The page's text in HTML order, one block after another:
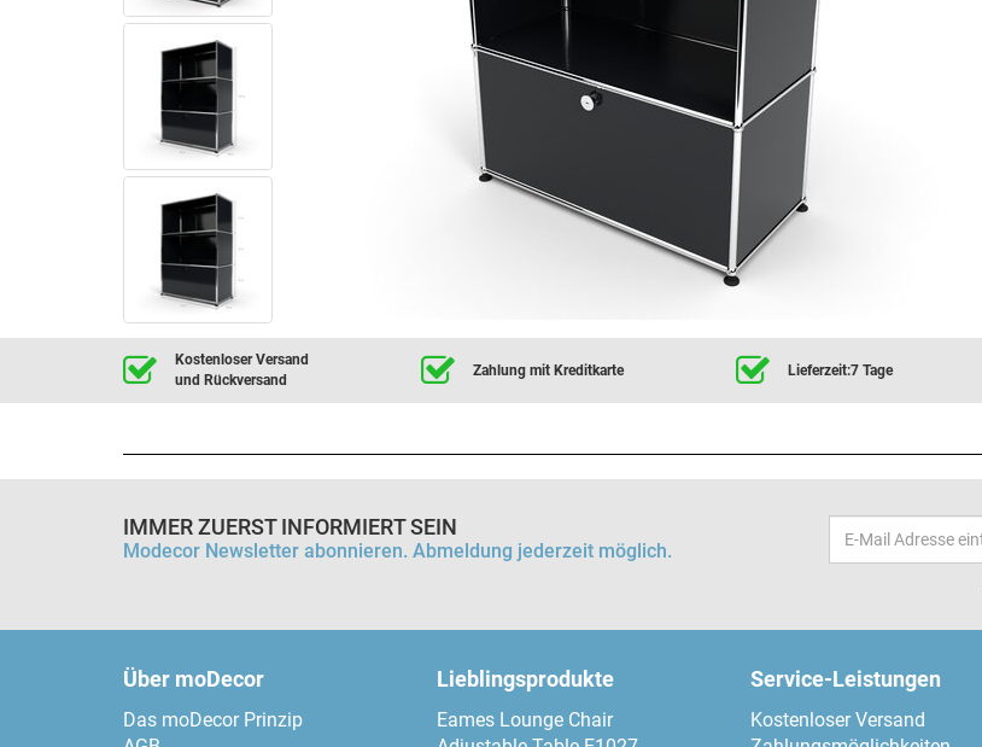
Kostenloser Versand
und Rückversand
Zahlung mit Kreditkarte Lieferzeit:7 Tage
IMMER ZUERST INFORMIERT SEIN
Modecor Newsletter abonnieren. Abmeldung jederzeit möglich.
Email-
Adresse
Über moDecor
Das moDecor Prinzip
Lieblingsprodukte
Eames Lounge Chair
Service-Leistungen
Kostenloser Versand